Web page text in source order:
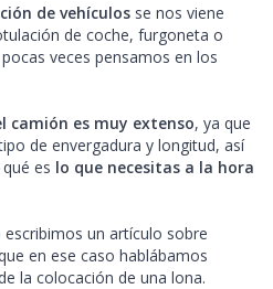
de vehículos se nos viene
de coche, furgoneta o
veces pensamos en los
camión es muy extenso, ya que
de envergadura y longitud, así
es lo que necesitas a la hora
un artículo sobre
en ese caso hablábamos
la colocación de una lona.